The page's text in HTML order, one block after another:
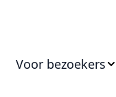
Voor bezoekers